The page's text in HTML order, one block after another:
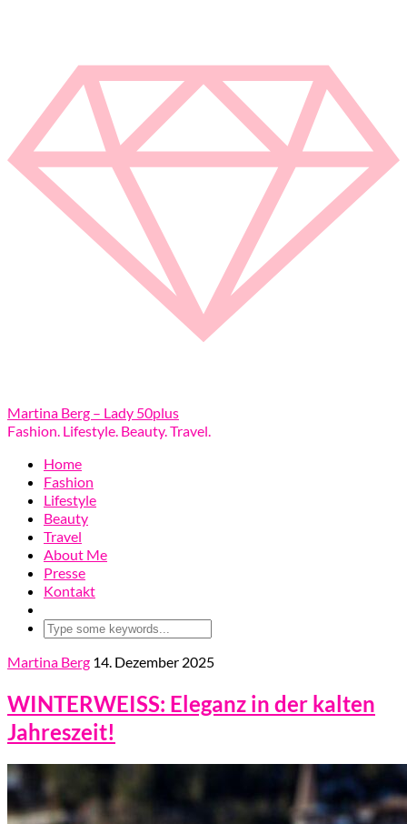
Martina Berg – Lady 50plus
Fashion. Lifestyle. Beauty. Travel.
Home
Fashion
Lifestyle
Beauty
Travel
About Me
Presse
Kontakt
Martina Berg 14. Dezember 2025
WINTERWEISS: Eleganz in der kalten
Jahreszeit!